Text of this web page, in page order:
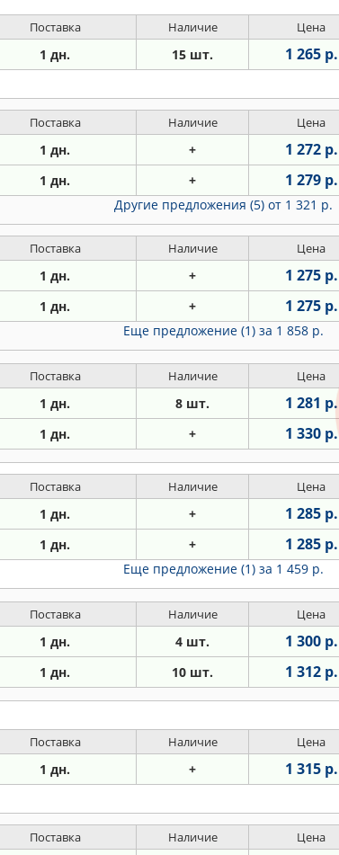
Поставка Наличие Цена
1 дн. 15 шт. 1 265 р.
Поставка Наличие Цена
1 дн. + 1 272 р.
1 дн. + 1 279 р.
Другие предложения (5) от 1 321 р.
Поставка Наличие Цена
1 дн. + 1 275 р.
1 дн. + 1 275 р.
Еще предложение (1) за 1 858 р.
Поставка Наличие Цена
1 дн. 8 шт. 1 281 р.
1 дн. + 1 330 р.
Поставка Наличие Цена
1 дн. + 1 285 р.
1 дн. + 1 285 р.
Еще предложение (1) за 1 459 р.
Поставка Наличие Цена
1 дн. 4 шт. 1 300 р.
1 дн. 10 шт. 1 312 р.
Поставка Наличие Цена
1 дн. + 1 315 р.
Поставка Наличие Цена